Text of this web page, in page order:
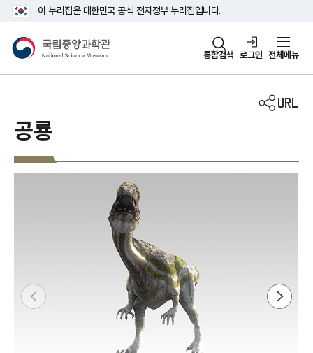
주메뉴 바로가기
본문 바로가기
이 누리집은 대한민국 공식 전자정부 누리집입니다.
국립중앙과학관 통합검색 로그인 전체메뉴
공룡